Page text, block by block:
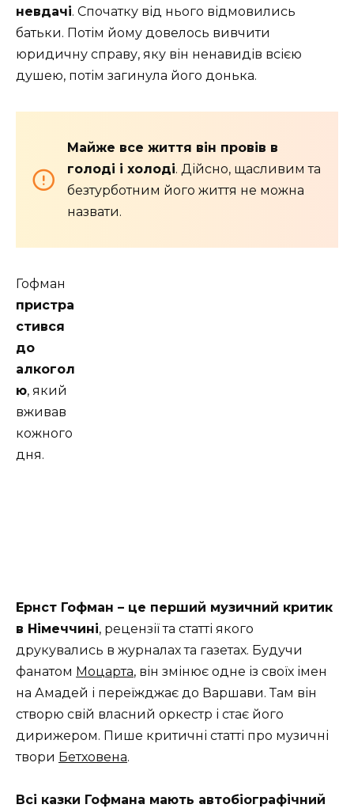
невдачі. Спочатку від нього відмовились
батьки. Потім йому довелось вивчити
юридичну справу, яку він ненавидів всією
душею, потім загинула його донька.
Майже все життя він провів в
голоді і холоді. Дійсно, щасливим та
безтурботним його життя не можна
назвати.
Гофман
пристра
стився
до
алкогол
ю, який
вживав
кожного
дня.
Ернст Гофман – це перший музичний критик
в Німеччині, рецензії та статті якого
друкувались в журналах та газетах. Будучи
фанатом Моцарта, він змінює одне із своїх імен
на Амадей і переїжджає до Варшави. Там він
створю свій власний оркестр і стає його
дирижером. Пише критичні статті про музичні
твори Бетховена.
Всі казки Гофмана мають автобіографічний